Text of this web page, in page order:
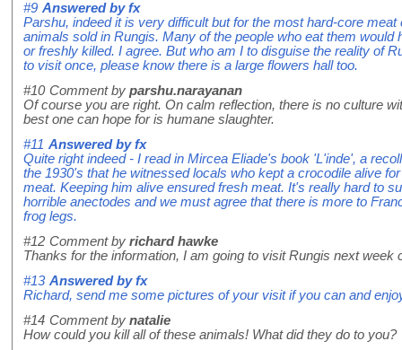
#9 Answered byfx
Parshu, indeed it is very difficult but for the most hard-core meat
animals sold in Rungis. Many of the people who eat them would
or freshly killed. I agree. But who am I to disguise the reality of
to visit once, please know there is a large flowers hall too.
#10 Comment by parshu.narayanan
Of course you are right. On calm reflection, there is no culture
best one can hope for is humane slaughter.
#11 Answered byfx
Quite right indeed - I read in Mircea Eliade's book 'L'inde', a
the 1930's that he witnessed locals who kept a crocodile alive
meat. Keeping him alive ensured fresh meat. It's really hard to
horrible anectodes and we must agree that there is more to
frog legs.
#12 Comment by richard hawke
Thanks for the information, I am going to visit Rungis next week
#13 Answered byfx
Richard, send me some pictures of your visit if you can and
#14 Comment by natalie
How could you kill all of these animals! What did they do to you?